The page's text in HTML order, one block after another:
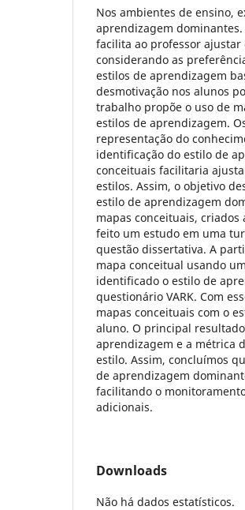
Nos ambientes de ensino,
aprendizagem
facilita ao professor
considerando as
estilos de aprendizagem
desmotivação nos alunos
trabalho propõe o uso de
estilos de aprendizagem.
representação do
identificação do estilo de
conceituais facilitaria
estilos. Assim, o objetivo
estilo de aprendizagem
mapas conceituais,
feito um estudo em uma
questão dissertativa. A
mapa conceitual usando
identificado o estilo de
questionário VARK. Com
mapas conceituais com o
aluno. O principal
aprendizagem e a métrica
estilo. Assim, concluímos
de aprendizagem
facilitando o
adicionais.
Downloads
Não há dados estatísticos.